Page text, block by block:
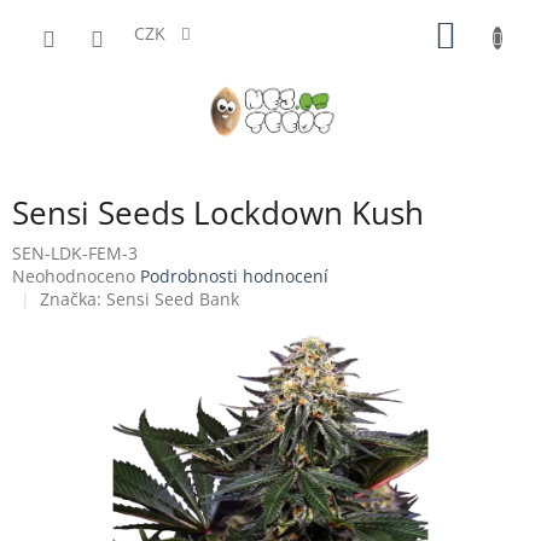
CZK
Sensi Seeds Lockdown Kush
SEN-LDK-FEM-3
Průměrné
hodnocení
Neohodnoceno Podrobnosti hodnocení
Značka: Sensi Seed Bank